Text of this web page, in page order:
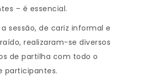
– é essencial.
sessão, de cariz informal e
realizaram-se diversos
de partilha com todo o
participantes.